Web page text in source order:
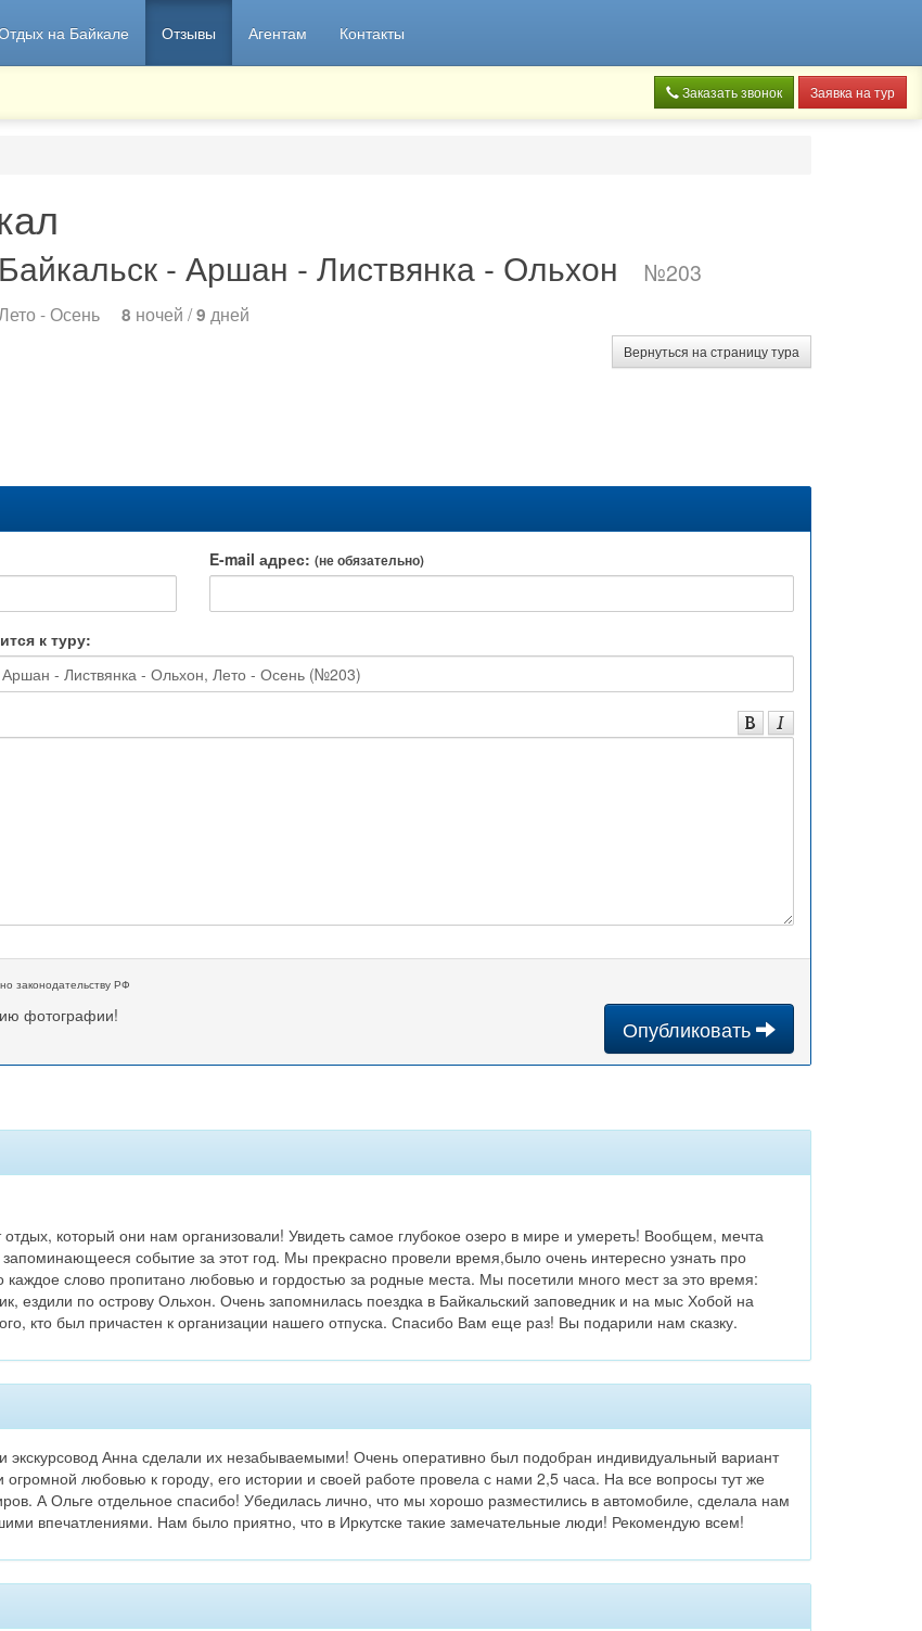
на Байкале Отзывы Агентам Контакты
Заказать звонок Заявка на тур
Байкальск - Аршан - Листвянка - Ольхон №203
- Осень 8 ночей /9 дней
Вернуться на страницу тура
E-mail адрес: (не обязательно)
к туру:
Аршан - Листвянка - Ольхон, Лето - Осень (№203)
законодательству РФ
фотографии! Опубликовать
который они нам организовали! Увидеть самое глубокое озеро в мире и умереть! Вообщем, мечта
событие за этот год. Мы прекрасно провели время,было очень интересно узнать про
каждое слово пропитано любовью и гордостью за родные места. Мы посетили много мест за это время:
ездили по острову Ольхон. Очень запомнилась поездка в Байкальский заповедник и на мыс Хобой на
кто был причастен к организации нашего отпуска. Спасибо Вам еще раз! Вы подарили нам сказку.
экскурсовод Анна сделали их незабываемыми! Очень оперативно был подобран индивидуальный вариант
любовью к городу, его истории и своей работе провела с нами 2,5 часа. На все вопросы тут же
А Ольге отдельное спасибо! Убедилась лично, что мы хорошо разместились в автомобиле, сделала нам
впечатлениями. Нам было приятно, что в Иркутске такие замечательные люди! Рекомендую всем!